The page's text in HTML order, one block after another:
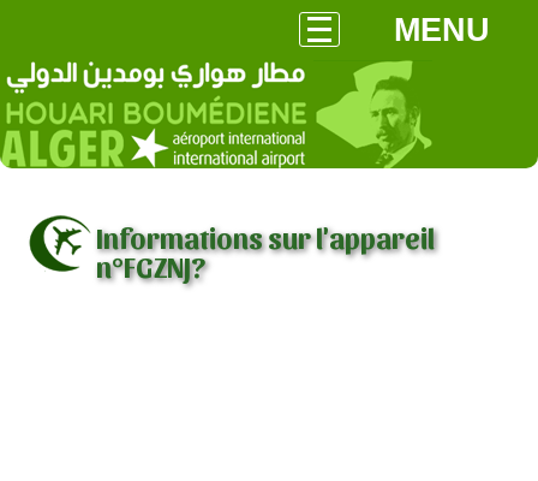
MENU
Informations sur l'appareil
n°FGZNJ?